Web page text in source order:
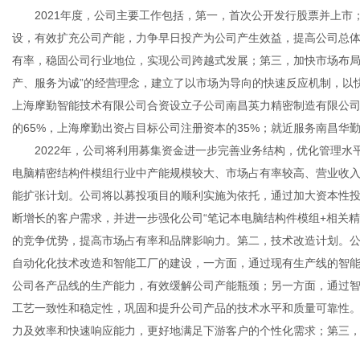
2021年度，公司主要工作包括，第一，首次公开发行股票并上市
设，有效扩充公司产能，力争早日投产为公司产生效益，提高公司总
有率，稳固公司行业地位，实现公司跨越式发展；第三，加快市场布
产、服务为诚”的经营理念，建立了以市场为导向的快速反应机制，
上海摩勤智能技术有限公司合资设立子公司南昌英力精密制造有限
的65%，上海摩勤出资占目标公司注册资本的35%；就近服务南昌华
2022年，公司将利用募集资金进一步完善业务结构，优化管理水
电脑精密结构件模组行业中产能规模较大、市场占有率较高、营业收
能扩张计划。公司将以募投项目的顺利实施为依托，通过加大资本性
断增长的客户需求，并进一步强化公司“笔记本电脑结构件模组+相关
的竞争优势，提高市场占有率和品牌影响力。第二，技术改造计划。
自动化化技术改造和智能工厂的建设，一方面，通过现有生产线的智
公司各产品线的生产能力，有效缓解公司产能瓶颈；另一方面，通过
工艺一致性和稳定性，巩固和提升公司产品的技术水平和质量可靠性
力及效率和快速响应能力，更好地满足下游客户的个性化需求；第三